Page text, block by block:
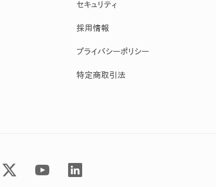
セキュリティ
採用情報
プライバシーポリシー
特定商取引法